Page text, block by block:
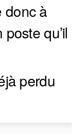
donc à
qu’il
perdu